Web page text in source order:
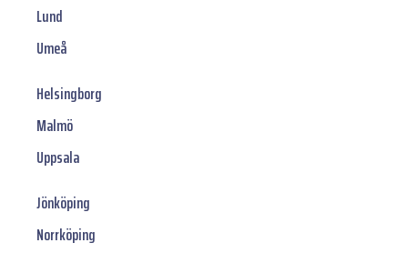
Lund
Umeå
Helsingborg
Malmö
Uppsala
Jönköping
Norrköping